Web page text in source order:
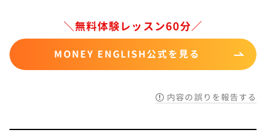
＼無料体験レッスン60分／
MONEY ENGLISH公式を見る
内容の誤りを報告する